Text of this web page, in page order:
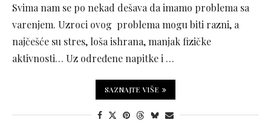
Svima nam se po nekad dešava da imamo problema sa
varenjem. Uzroci ovog problema mogu biti razni, a
najčešće su stres, loša ishrana, manjak fizičke
aktivnosti… Uz određene napitke i …
SAZNAJTE VIŠE